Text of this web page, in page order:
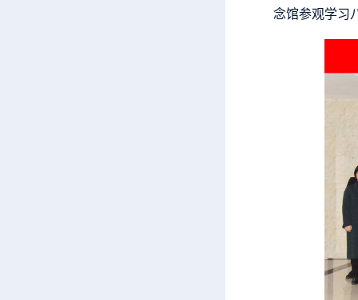
念馆参观学习